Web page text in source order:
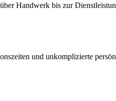
Handwerk bis zur
und unkomplizierte